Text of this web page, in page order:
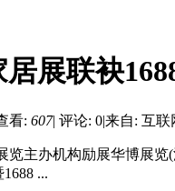
展联袂
看: 607| 评论: 0|来自: 互联
览主办机构励展华博展
...